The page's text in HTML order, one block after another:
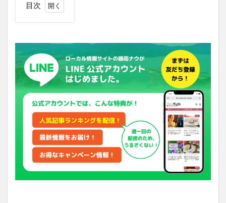
目次
き温
ラ・
ポー
ト」
は敦
賀IC
近く
気の
温泉
が2